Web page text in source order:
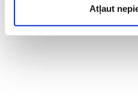
Atļaut